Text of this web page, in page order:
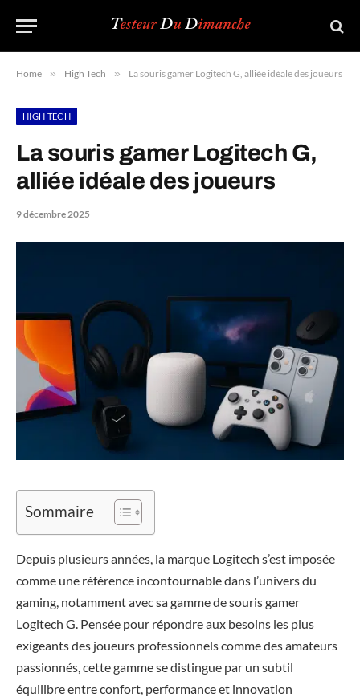
Home » High Tech » La souris gamer Logitech G, alliée idéale des joueurs
HIGH TECH
La souris gamer Logitech G,
alliée idéale des joueurs
9 décembre 2025
Sommaire
Depuis plusieurs années, la marque Logitech s’est imposée
comme une référence incontournable dans l’univers du
gaming, notamment avec sa gamme de souris gamer
Logitech G. Pensée pour répondre aux besoins les plus
exigeants des joueurs professionnels comme des amateurs
passionnés, cette gamme se distingue par un subtil
équilibre entre confort, performance et innovation